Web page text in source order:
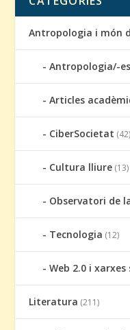
Antropologia i món
Antropologia/-es
Articles
CiberSocietat (42)
Cultura lliure (13)
Observatori de
Tecnologia (12)
Web 2.0 i xarxes
Literatura (211)